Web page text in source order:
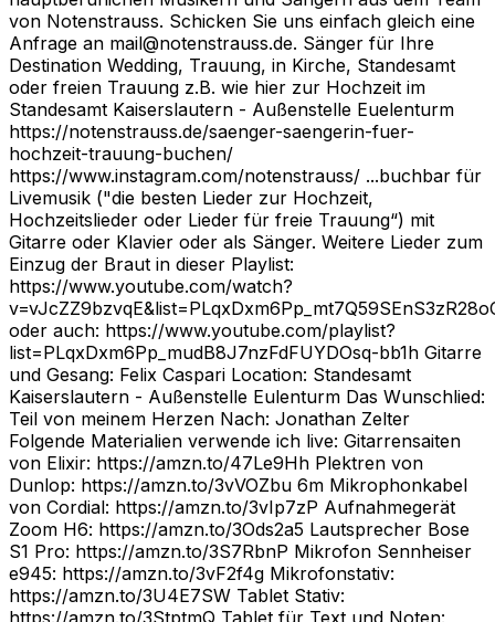
von Notenstrauss. Schicken Sie uns einfach gleich eine
Anfrage an mail@notenstrauss.de. Sänger für Ihre
Destination Wedding, Trauung, in Kirche, Standesamt
oder freien Trauung z.B. wie hier zur Hochzeit im
Standesamt Kaiserslautern - Außenstelle Euelenturm
https://notenstrauss.de/saenger-saengerin-fuer-
hochzeit-trauung-buchen/
https://www.instagram.com/notenstrauss/ ...buchbar für
Livemusik ("die besten Lieder zur Hochzeit,
Hochzeitslieder oder Lieder für freie Trauung“) mit
Gitarre oder Klavier oder als Sänger. Weitere Lieder zum
Einzug der Braut in dieser Playlist:
https://www.youtube.com/watch?
oder auch: https://www.youtube.com/playlist?
list=PLqxDxm6Pp_mudB8J7nzFdFUYDOsq-bb1h Gitarre
und Gesang: Felix Caspari Location: Standesamt
Kaiserslautern - Außenstelle Eulenturm Das Wunschlied:
Teil von meinem Herzen Nach: Jonathan Zelter
Folgende Materialien verwende ich live: Gitarrensaiten
von Elixir: https://amzn.to/47Le9Hh Plektren von
Dunlop: https://amzn.to/3vVOZbu 6m Mikrophonkabel
von Cordial: https://amzn.to/3vIp7zP Aufnahmegerät
Zoom H6: https://amzn.to/3Ods2a5 Lautsprecher Bose
S1 Pro: https://amzn.to/3S7RbnP Mikrofon Sennheiser
e945: https://amzn.to/3vF2f4g Mikrofonstativ:
https://amzn.to/3U4E7SW Tablet Stativ: